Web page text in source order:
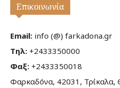
Επικοινωνία
Email: info (@) farkadona.gr
Τηλ: +2433350000
Φαξ: +2433350018
Φαρκαδόνα, 42031, Τρίκαλα,